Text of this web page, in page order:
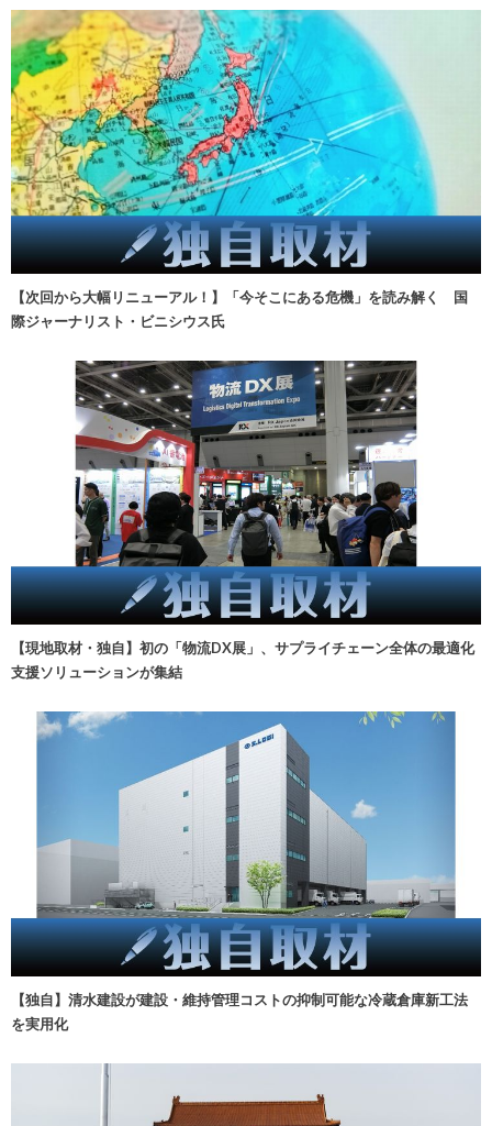
【次回から大幅リニューアル！】「今そこにある危機」を読み解く 国
際ジャーナリスト・ビニシウス氏
【現地取材・独自】初の「物流DX展」、サプライチェーン全体の最適化
支援ソリューションが集結
【独自】清水建設が建設・維持管理コストの抑制可能な冷蔵倉庫新工法
を実用化